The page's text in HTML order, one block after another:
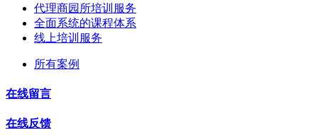
代理商园所培训服务
全面系统的课程体系
线上培训服务
所有案例
在线留言
在线反馈